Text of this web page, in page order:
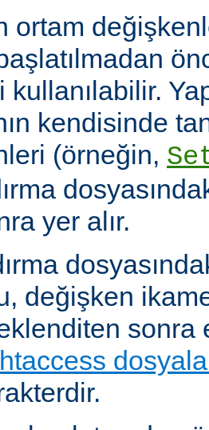
ortam
kendisinde
(örneğin,
yer alır.
değişken
eklenditen